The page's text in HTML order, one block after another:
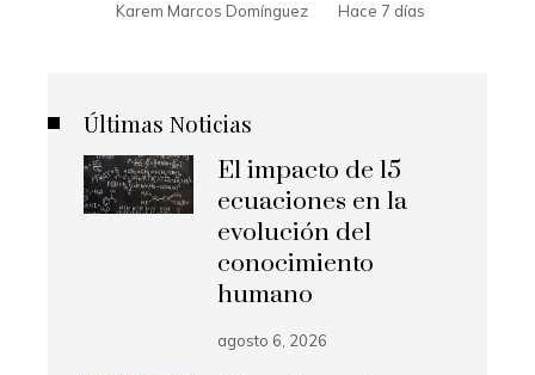
Karem Marcos Domínguez Hace 7 días
Últimas Noticias
El impacto de 15
ecuaciones en la
evolución del
conocimiento
humano
agosto 6, 2026